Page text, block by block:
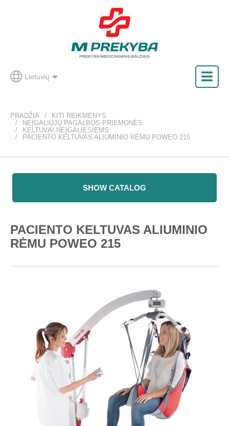
Lietuvių
PRADŽIA
KITI REIKMENYS
NEĮGALIŲJŲ PAGALBOS PRIEMONĖS
KELTUVAI NEĮGALIESIEMS
PACIENTO KELTUVAS ALIUMINIO RĖMU POWEO 215
SHOW CATALOG
PACIENTO KELTUVAS ALIUMINIO
RĖMU POWEO 215